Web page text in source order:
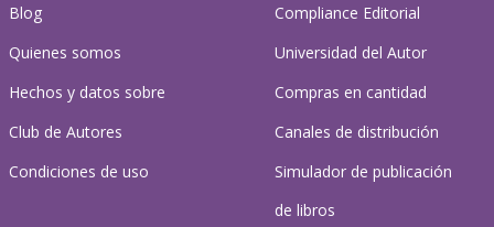
Blog
Quienes somos
Hechos y datos sobre
Club de Autores
Condiciones de uso
Compliance Editorial
Universidad del Autor
Compras en cantidad
Canales de distribución
Simulador de publicación
de libros